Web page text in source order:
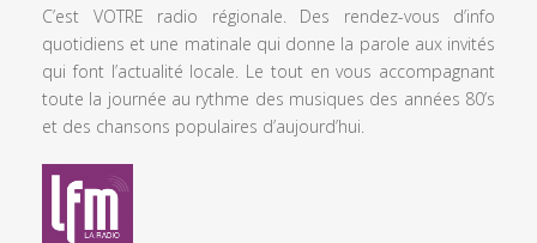
C’est VOTRE radio régionale. Des rendez-vous d’info
quotidiens et une matinale qui donne la parole aux invités
qui font l’actualité locale. Le tout en vous accompagnant
toute la journée au rythme des musiques des années 80’s
et des chansons populaires d’aujourd’hui.